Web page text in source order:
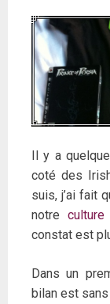
Il y a
coté des
suis, j’ai fait
notre culture
constat est
Dans un
bilan est sans